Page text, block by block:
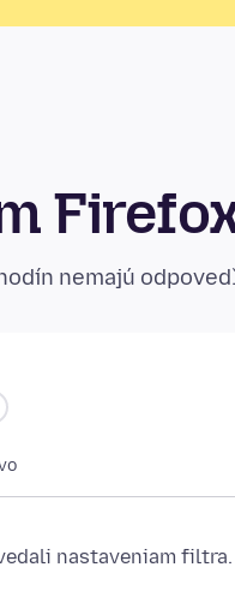
nemajú
nastaveniam filtra.